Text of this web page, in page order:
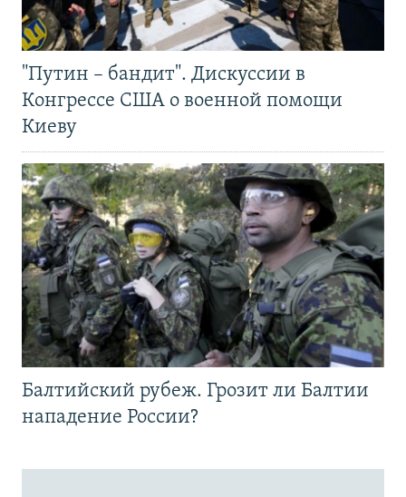
"Путин – бандит". Дискуссии в
Конгрессе США о военной помощи
Киеву
Балтийский рубеж. Грозит ли Балтии
нападение России?